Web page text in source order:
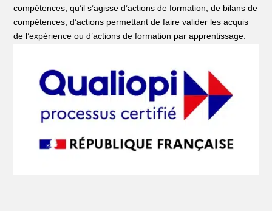
compétences, qu’il s’agisse d’actions de formation, de bilans de
compétences, d’actions permettant de faire valider les acquis
de l’expérience ou d’actions de formation par apprentissage.